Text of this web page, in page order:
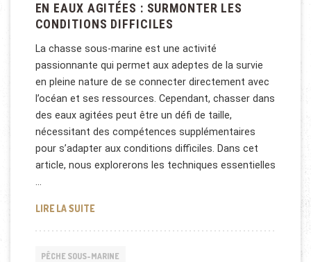
EN EAUX AGITÉES : SURMONTER LES
CONDITIONS DIFFICILES
La chasse sous-marine est une activité
passionnante qui permet aux adeptes de la survie
en pleine nature de se connecter directement avec
l’océan et ses ressources. Cependant, chasser dans
des eaux agitées peut être un défi de taille,
nécessitant des compétences supplémentaires
pour s’adapter aux conditions difficiles. Dans cet
article, nous explorerons les techniques essentielles
…
LIRE LA SUITETECHNIQUES DE CHASSE SOUS-MARINE EN EAUX
PÊCHE SOUS-MARINE